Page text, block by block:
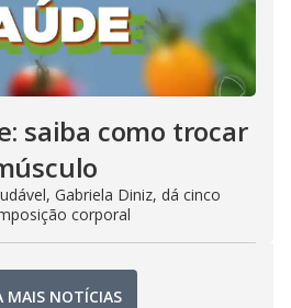
saiba como trocar
Gabriela Diniz, dá cinco
corporal
MAIS NOTÍCIAS